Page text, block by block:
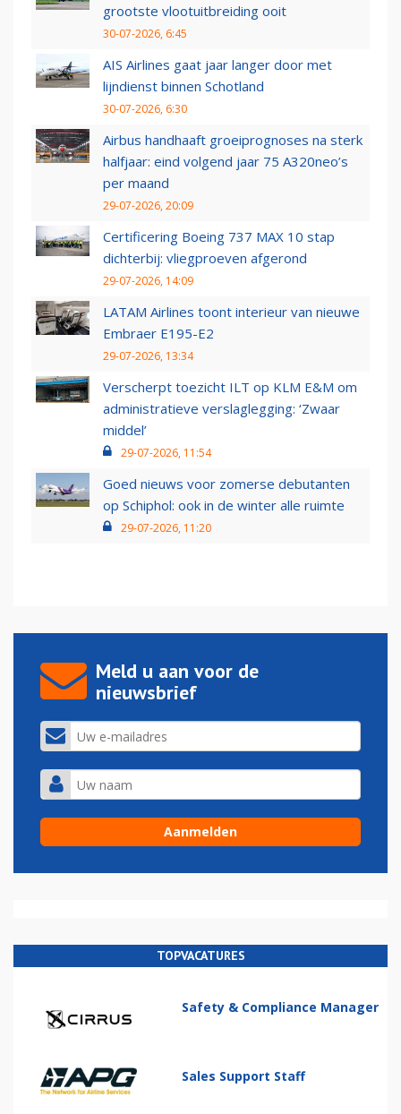
grootste vlootuitbreiding ooit
30-07-2026, 6:45
AIS Airlines gaat jaar langer door met
lijndienst binnen Schotland
30-07-2026, 6:30
Airbus handhaaft groeiprognoses na sterk
halfjaar: eind volgend jaar 75 A320neo’s
per maand
29-07-2026, 20:09
Certificering Boeing 737 MAX 10 stap
dichterbij: vliegproeven afgerond
29-07-2026, 14:09
LATAM Airlines toont interieur van nieuwe
Embraer E195-E2
29-07-2026, 13:34
Verscherpt toezicht ILT op KLM E&M om
administratieve verslaglegging: ‘Zwaar
middel’
29-07-2026, 11:54
Goed nieuws voor zomerse debutanten
op Schiphol: ook in de winter alle ruimte
29-07-2026, 11:20
Meld u aan voor de
nieuwsbrief
TOPVACATURES
Safety & Compliance Manager
Sales Support Staff